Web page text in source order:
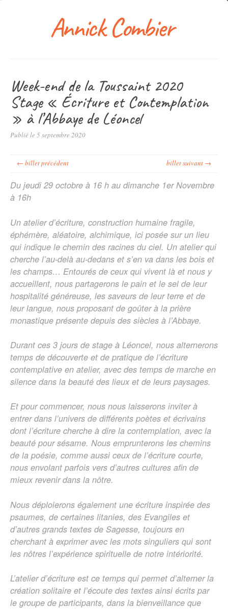
Annick Combier
Week-end de la Toussaint 2020
Stage « Écriture et Contemplation
» à l’Abbaye de Léoncel
Publié le 5 septembre 2020
← billet précédent billet suivant →
Du jeudi 29 octobre à 16 h au dimanche 1er Novembre
à 16h
Un atelier d’écriture, construction humaine fragile,
éphémère, aléatoire, alchimique, ici posée sur un lieu
qui indique le chemin des racines du ciel. Un atelier qui
cherche l’au-delà au-dedans et s’en va dans les bois et
les champs… Entourés de ceux qui vivent là et nous y
accueillent, nous partagerons le pain et le sel de leur
hospitalité généreuse, les saveurs de leur terre et de
leur langue, nous proposant de goûter à la prière
monastique présente depuis des siècles à l’Abbaye.
Durant ces 3 jours de stage à Léoncel, nous alternerons
temps de découverte et de pratique de l’écriture
contemplative en atelier, avec des temps de marche en
silence dans la beauté des lieux et de leurs paysages.
Et pour commencer, nous nous laisserons inviter à
entrer dans l’univers de différents poètes et écrivains
dont l’écriture cherche à dire la contemplation, avec la
beauté pour sésame. Nous emprunterons les chemins
de la poésie, comme aussi ceux de l’écriture courte,
nous envolant parfois vers d’autres cultures afin de
mieux revenir dans la nôtre.
Nous déploierons également une écriture inspirée des
psaumes, de certaines litanies, des Evangiles et
d’autres grands textes de Sagesse, toujours en
cherchant à exprimer avec les mots singuliers qui sont
les nôtres l’expérience spirituelle de notre intériorité.
L’atelier d’écriture est ce temps qui permet d’alterner la
création solitaire et l’écoute des textes ainsi écrits par
le groupe de participants, dans la bienveillance que